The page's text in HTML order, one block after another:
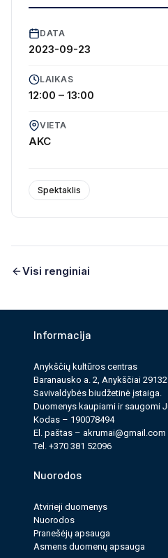
DATA
2023-09-23
LAIKAS
12:00 – 13:00
VIETA
AKC
Spektaklis
Visi renginiai
Informacija
Anykščių kultūros cen­tras
Baranausko a. 2, Anykščiai 29132
Savi­valdy­bės biudžet­inė įstaiga.
Duomenys kau­pi­ami ir saugomi
Kodas – 190078494
El. paš­tas – akrumai@gmail.com
Tel. +370 381 52096
Nuorodos
Atvirieji duomenys
Nuorodos
Pranešėjų apsauga
Asmens duomenų apsauga